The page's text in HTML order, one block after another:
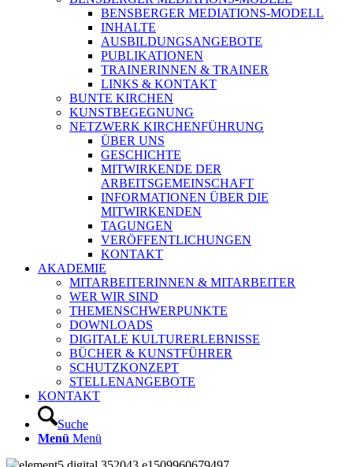
BENSBERGER MEDIATIONS-MODELL
INHALTE
AUSBILDUNGSANGEBOTE
PUBLIKATIONEN
TRAINERINNEN & TRAINER
LINKS & KONTAKT
BUNTE KIRCHEN
KUNSTBEGEGNUNG
NETZWERK KIRCHENFÜHRUNG
ÜBER UNS
GESCHICHTE
MITWIRKENDE DER
ARBEITSGEMEINSCHAFT
INFORMATIONEN ÜBER DIE
MITWIRKENDEN
TAGUNGEN
VERÖFFENTLICHUNGEN
KONTAKT
AKADEMIE
MITARBEITERINNEN & MITARBEITER
WER WIR SIND
THEMENSCHWERPUNKTE
DOWNLOADS
DIGITALE KULTURERLEBNISSE
BÜCHER & KUNSTFÜHRER
SCHUTZKONZEPT
STELLENANGEBOTE
KONTAKT
Suche
Menü Menü